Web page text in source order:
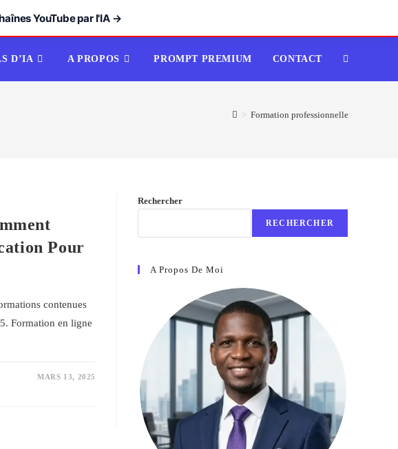
YouTube par l'IA →
D’IA A PROPOS PROMPT PREMIUM CONTACT TOGGLE
> Formation professionnelle
Pour
contenues
Formation en ligne
MARS 13, 2025
Rechercher
RECHERCHER
A Propos De Moi